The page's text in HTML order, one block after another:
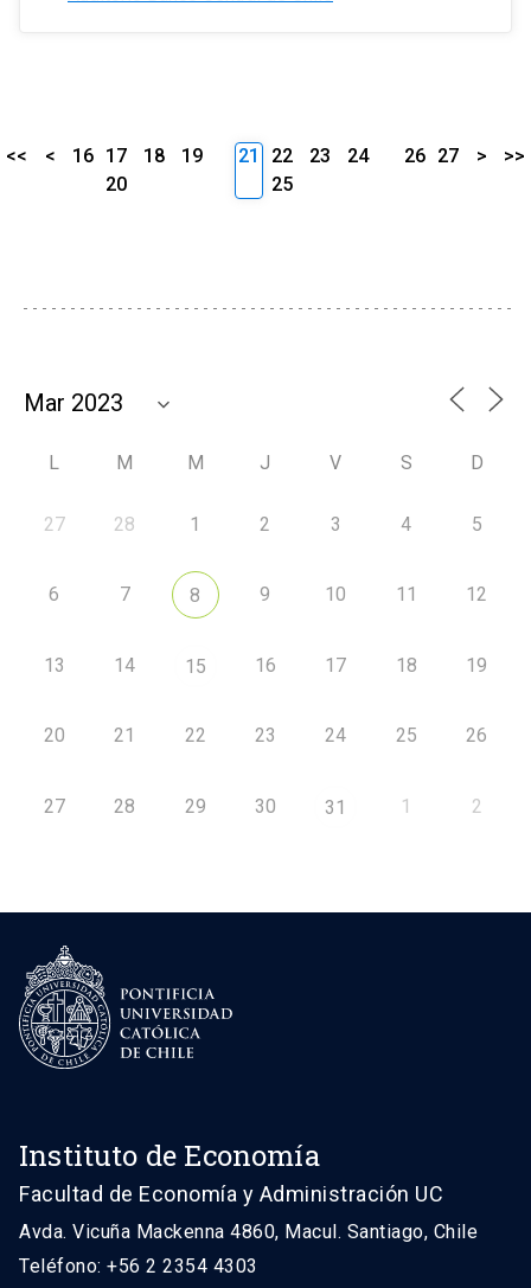
<< < 16 17 18
19
20
21 22 23
24
25
26 27 > >>
L M M J V S D
27 28 1 2 3 4 5
6 7 8 9 10 11 12
13 14 15 16 17 18 19
20 21 22 23 24 25 26
27 28 29 30 31 1 2
Instituto de Economía
Facultad de Economía y Administración UC
Avda. Vicuña Mackenna 4860, Macul. Santiago, Chile
Teléfono: +56 2 2354 4303